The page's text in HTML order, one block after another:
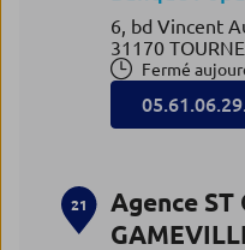
6, bd Vincent
31170
Fermé
21
Agence ST